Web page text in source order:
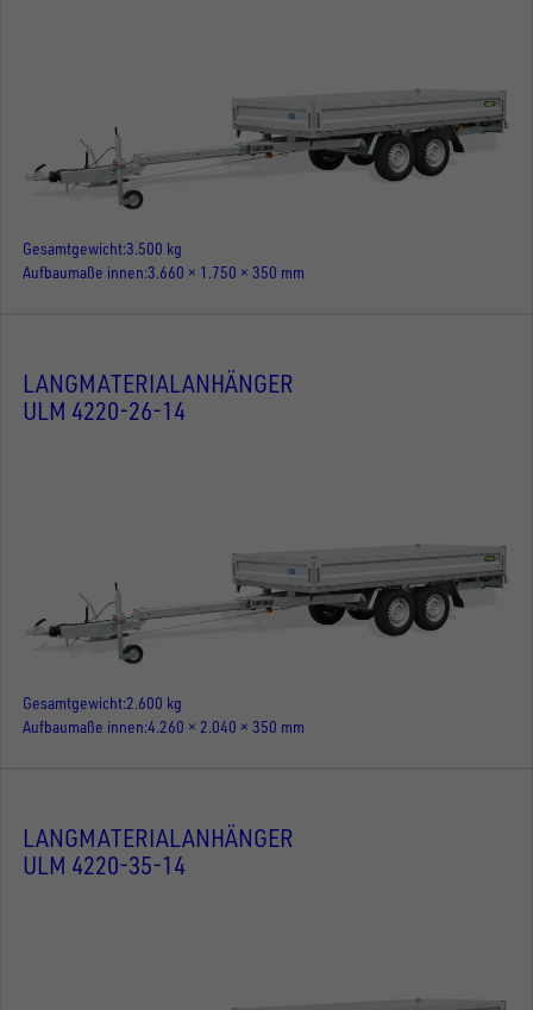
Gesamtgewicht3.500 kg
Aufbaumaße innen 3.660 × 1.750 × 350 mm
LANGMATERIALANHÄNGER
ULM 4220-26-14
Gesamtgewicht 2.600 kg
Aufbaumaße innen 4.260 × 2.040 × 350 mm
LANGMATERIALANHÄNGER
ULM 4220-35-14